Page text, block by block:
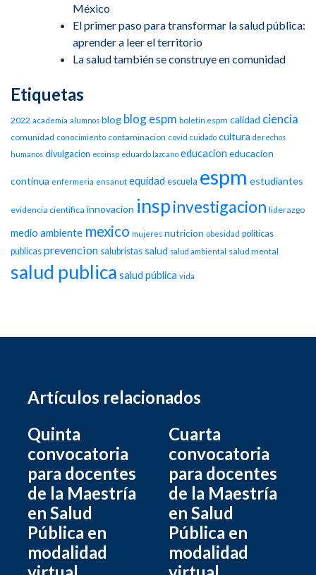
México
El primer paso para transformar la salud pública:
aprender a leer el territorio
La salud también se construye en comunidad
Etiquetas
2022 academia alumnos blog blog espm boletin espm calidad ciencia
comunidad conocimiento contaminacion covid cuidado cultura derechos
humanos divulgacion ecoinsp eduardo lazcano educacion educacion
continua enfermeria ensanut equidad escuela espm estudiantes
evidencia cientifica innovacion inspinvestigacion liderazgo
medio ambiente mexico mujeres nutricion obesidad politicas
publicas prevencion salubristas salud salud ambiental salud mental
salud publica salud pública vida
Artículos relacionados
Quinta
convocatoria
para docentes
de la Maestría
en Salud
Pública en
modalidad
Cuarta
convocatoria
para docentes
de la Maestría
en Salud
Pública en
modalidad